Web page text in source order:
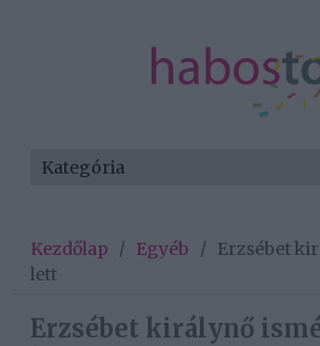
Kezdőlap / Egyéb / Erzsébet
lett
Erzsébet királynő